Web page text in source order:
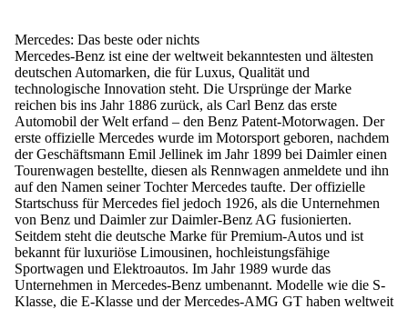
Mercedes: Das beste oder nichts
Mercedes-Benz ist eine der weltweit bekanntesten und ältesten
deutschen Automarken, die für Luxus, Qualität und
technologische Innovation steht. Die Ursprünge der Marke
reichen bis ins Jahr 1886 zurück, als Carl Benz das erste
Automobil der Welt erfand – den Benz Patent-Motorwagen. Der
erste offizielle Mercedes wurde im Motorsport geboren, nachdem
der Geschäftsmann Emil Jellinek im Jahr 1899 bei Daimler einen
Tourenwagen bestellte, diesen als Rennwagen anmeldete und ihn
auf den Namen seiner Tochter Mercedes taufte. Der offizielle
Startschuss für Mercedes fiel jedoch 1926, als die Unternehmen
von Benz und Daimler zur Daimler-Benz AG fusionierten.
Seitdem steht die deutsche Marke für Premium-Autos und ist
bekannt für luxuriöse Limousinen, hochleistungsfähige
Sportwagen und Elektroautos. Im Jahr 1989 wurde das
Unternehmen in Mercedes-Benz umbenannt. Modelle wie die S-
Klasse, die E-Klasse und der Mercedes-AMG GT haben weltweit